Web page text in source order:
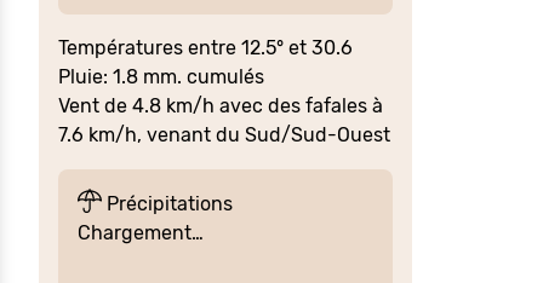
Températures entre 12.5° et 30.6
Pluie: 1.8 mm. cumulés
Vent de 4.8 km/h avec des fafales à
7.6 km/h, venant du Sud/Sud-Ouest
Précipitations
Chargement…